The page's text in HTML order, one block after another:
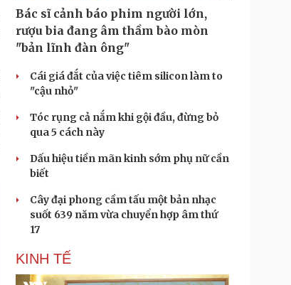
Podcast
Đọc truyện đêm khuya
Cửa sổ tình yêu
Kể chuyện cho bé
Bác sĩ cảnh báo phim người lớn,
rượu bia đang âm thầm bào mòn
"bản lĩnh đàn ông"
Cái giá đắt của việc tiêm silicon làm to
"cậu nhỏ"
Tóc rụng cả nắm khi gội đầu, đừng bỏ
qua 5 cách này
Dấu hiệu tiền mãn kinh sớm phụ nữ cần
biết
Cây đại phong cầm tấu một bản nhạc
suốt 639 năm vừa chuyển hợp âm thứ
17
KINH TẾ